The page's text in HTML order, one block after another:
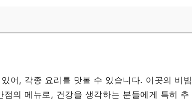
어, 각종 요리를 맛볼 수 있습니다. 이곳의 비빔
의 메뉴로, 건강을 생각하는 분들에게 특히 추